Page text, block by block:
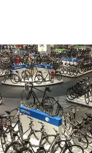
25/85Nm
Kette
e10 EPT e-bike
Rücklicht